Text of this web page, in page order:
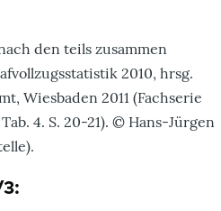
den teils zusammen
2010, hrsg.
Wiesbaden 2011 (Fachserie
4. S. 20-21). © Hans-Jürgen